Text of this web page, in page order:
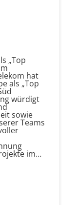
„Top
hat
als „Top
würdigt
sowie
Teams
im…